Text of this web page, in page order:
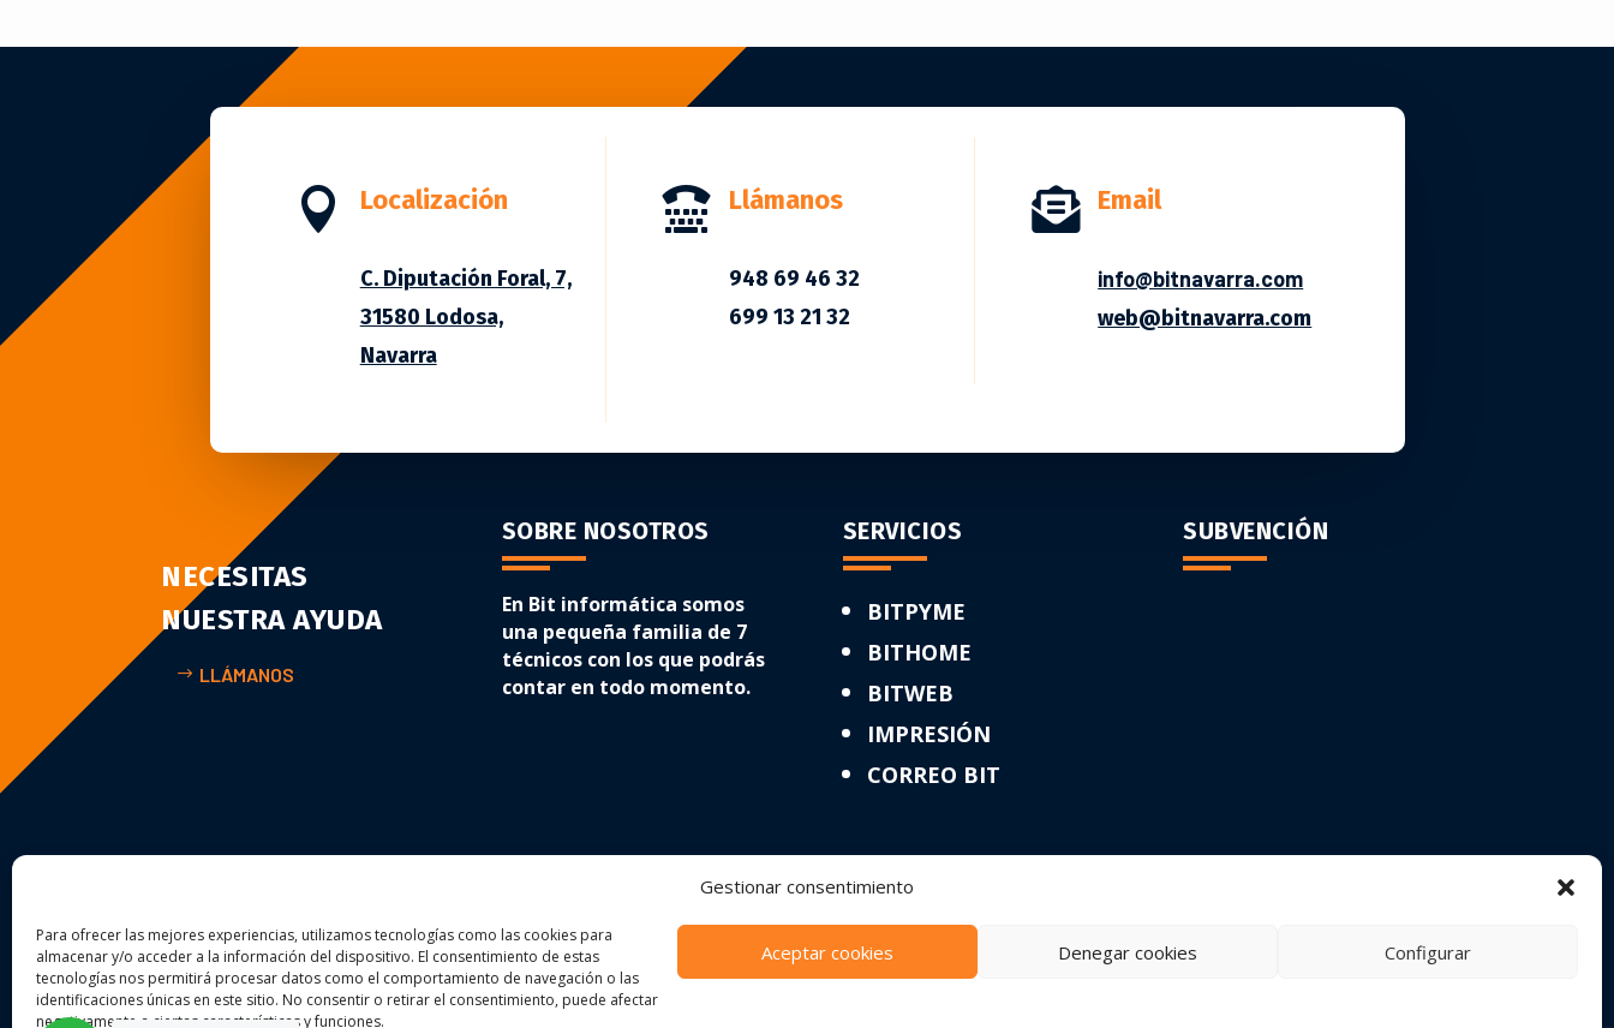
Gestionar consentimiento
Para ofrecer las mejores experiencias, utilizamos tecnologías como las cookies para
almacenar y/o acceder a la información del dispositivo. El consentimiento de estas
tecnologías nos permitirá procesar datos como el comportamiento de navegación o las
identificaciones únicas en este sitio. No consentir o retirar el consentimiento, puede afectar
negativamente a ciertas características y funciones.
Aceptar cookies Denegar cookies Configurar
 Localización
C. Diputación Foral, 7,
31580 Lodosa,
Navarra
 Llámanos
948 69 46 32
699 13 21 32
 Email
info@bitnavarra.com
web@bitnavarra.com
NECESITAS
NUESTRA AYUDA
LLÁMANOS
SOBRE NOSOTROS
En Bit informática somos
una pequeña familia de 7
técnicos con los que podrás
contar en todo momento.
SERVICIOS
BITPYME
BITHOME
BITWEB
IMPRESIÓN
CORREO BIT
SUBVENCIÓN